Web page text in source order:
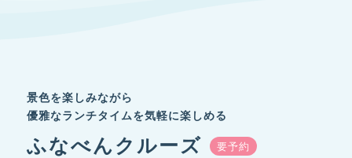
景色を楽しみながら
優雅なランチタイムを気軽に楽しめる
ふなべんクルーズ 要予約